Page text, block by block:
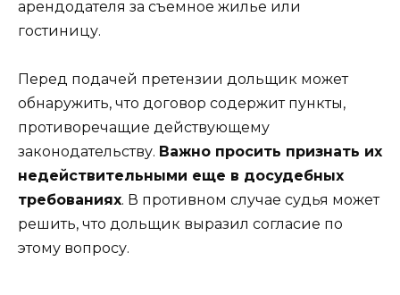
арендодателя за съемное жилье или
гостиницу.
Перед подачей претензии дольщик может
обнаружить, что договор содержит пункты,
противоречащие действующему
законодательству. Важно просить признать их
недействительными еще в досудебных
требованиях. В противном случае судья может
решить, что дольщик выразил согласие по
этому вопросу.